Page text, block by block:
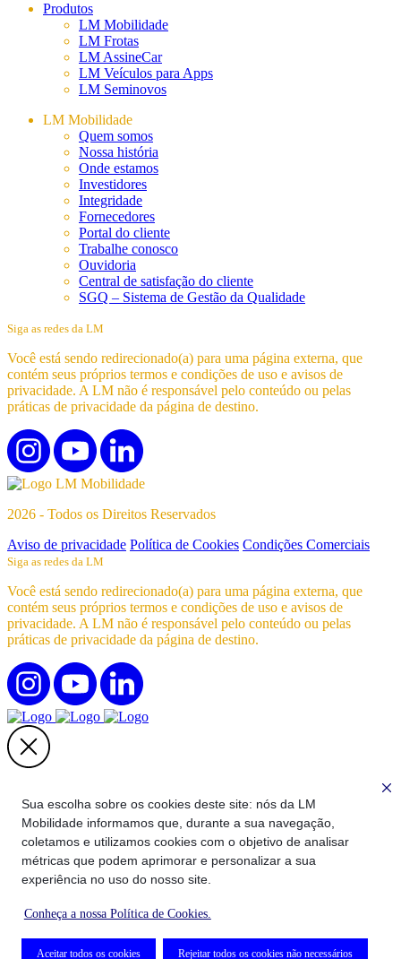
Sua escolha sobre os cookies deste site: nós da LM
Mobilidade informamos que, durante a sua navegação,
coletamos e utilizamos cookies com o objetivo de analisar
métricas que podem aprimorar e personalizar a sua
experiência no uso do nosso site.
Conheça a nossa Política de Cookies.
Aceitar todos os cookies Rejeitar todos os cookies não necessários
Produtos
LM Mobilidade
LM Frotas
LM AssineCar
LM Veículos para Apps
LM Seminovos
LM Mobilidade
Quem somos
Nossa história
Onde estamos
Investidores
Integridade
Fornecedores
Portal do cliente
Trabalhe conosco
Ouvidoria
Central de satisfação do cliente
SGQ – Sistema de Gestão da Qualidade
Siga as redes da LM
Você está sendo redirecionado(a) para uma página externa, que
contém seus próprios termos e condições de uso e avisos de
privacidade. A LM não é responsável pelo conteúdo ou pelas
práticas de privacidade da página de destino.
2026 - Todos os Direitos Reservados
Aviso de privacidade Política de Cookies Condições Comerciais
Siga as redes da LM
Você está sendo redirecionado(a) para uma página externa, que
contém seus próprios termos e condições de uso e avisos de
privacidade. A LM não é responsável pelo conteúdo ou pelas
práticas de privacidade da página de destino.
Você será direcionado para a nossa página oficial de recrutamento
na Gupy!
É por lá que divulgamos todas as oportunidades abertas e recebemos
as candidaturas com segurança e praticidade.
Clique em continuar para conferir as vagas disponíveis!
Continuar